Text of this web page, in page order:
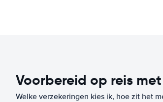
Voorbereid op reis
Welke verzekeringen kies ik, hoe zit het